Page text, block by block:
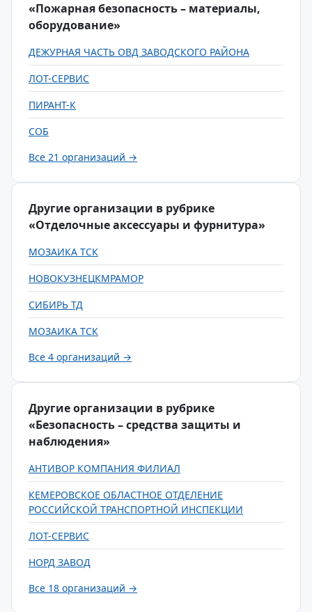
«Пожарная безопасность – материалы,
оборудование»
ДЕЖУРНАЯ ЧАСТЬ ОВД ЗАВОДСКОГО РАЙОНА
ЛОТ-СЕРВИС
ПИРАНТ-К
СОБ
Все 21 организаций →
Другие организации в рубрике
«Отделочные аксессуары и фурнитура»
МОЗАИКА ТСК
НОВОКУЗНЕЦКМРАМОР
СИБИРЬ ТД
МОЗАИКА ТСК
Все 4 организаций →
Другие организации в рубрике
«Безопасность – средства защиты и
наблюдения»
АНТИВОР КОМПАНИЯ ФИЛИАЛ
КЕМЕРОВСКОЕ ОБЛАСТНОЕ ОТДЕЛЕНИЕ
РОССИЙСКОЙ ТРАНСПОРТНОЙ ИНСПЕКЦИИ
ЛОТ-СЕРВИС
НОРД ЗАВОД
Все 18 организаций →